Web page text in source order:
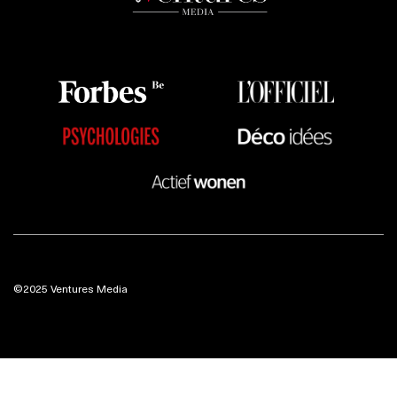
©2025 Ventures Media